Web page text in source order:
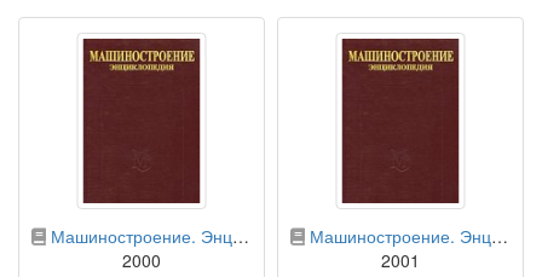
бумажная книга
Машиностроение. Энциклопедия. В 40 томах. Раздел 2. Материалы в машиностроении. Том 2—2. Стали. Чугуны
2000
бумажная книга
Машиностроение. Энциклопедия. В 40 томах. Раздел 2. Материалы в машиностроении. Том 2—3. Цветные металлы и сплавы. Композиционные металлические материалы
2001